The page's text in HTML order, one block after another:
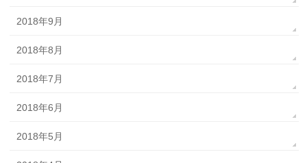
2018年9月
2018年8月
2018年7月
2018年6月
2018年5月